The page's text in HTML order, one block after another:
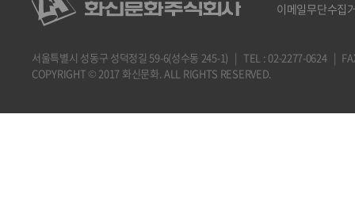
이메일무단수집
서울특별시 성동구 성덕정길 59-6(성수동 245-1) | TEL : 02-2277-0624
COPYRIGHT © 2017 화신문화. ALL RIGHTS RESERVED.